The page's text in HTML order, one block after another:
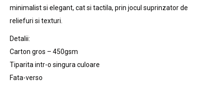
minimalist si elegant, cat si tactila, prin jocul suprinzator de
reliefuri si texturi.
Detalii:
Carton gros – 450gsm
Tiparita intr-o singura culoare
Fata-verso